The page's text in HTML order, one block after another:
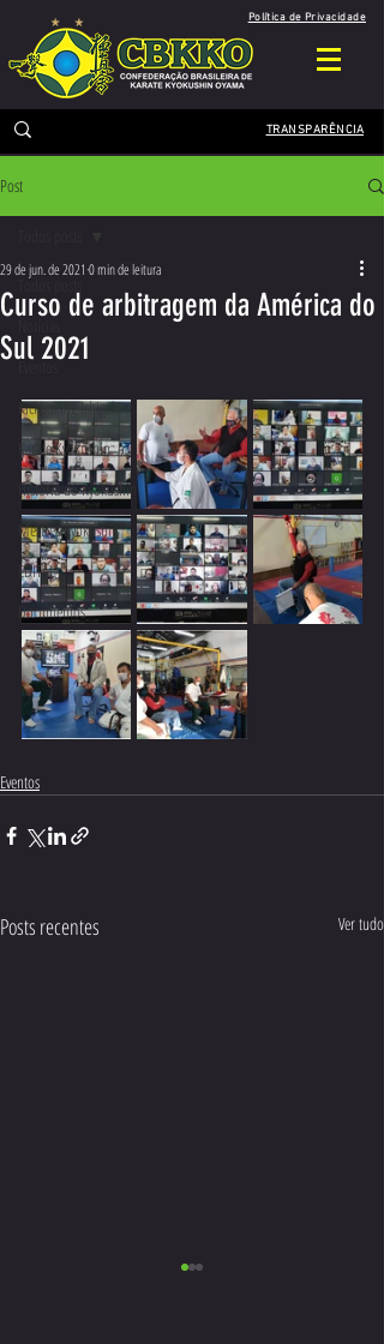
Política de Privacidade
TRANSPARÊNCIA
Post
Todos posts
Eventos
Kickboxing Ichigeki
Karate Kyokushin
História do Kyokushin
Mestres Kyokushin
EDITAL
Documentos
Curso de arbitragem da América do
Sul 2021
29 de jun. de 2021 0 min de leitura
Eventos
Posts recentes Ver tudo